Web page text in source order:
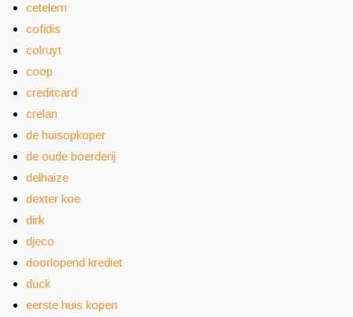
cetelem
cofidis
colruyt
coop
creditcard
crelan
de huisopkoper
de oude boerderij
delhaize
dexter koe
dirk
djeco
doorlopend krediet
duck
eerste huis kopen